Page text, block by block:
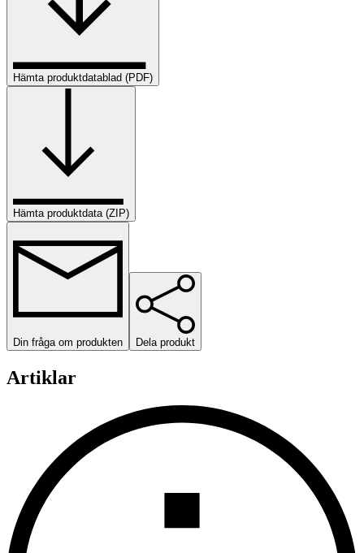
Hämta produktdatablad (PDF)
Hämta produktdata (ZIP)
Din fråga om produkten Dela produkt
Artiklar